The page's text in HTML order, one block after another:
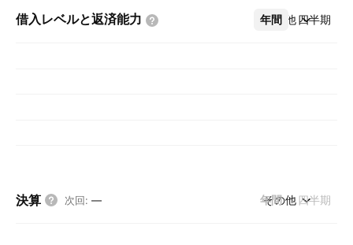
借入レベルと返済能力 年間 四半期
その他
決算 次回: — 年間 四半期
その他